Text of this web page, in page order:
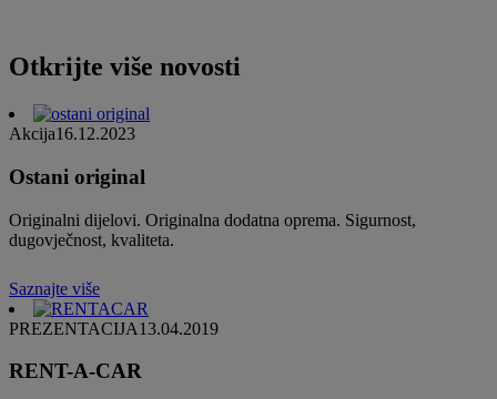
Otkrijte više novosti
Akcija16.12.2023
Ostani original
Originalni dijelovi. Originalna dodatna oprema. Sigurnost,
dugovječnost, kvaliteta.
Saznajte više
PREZENTACIJA13.04.2019
RENT-A-CAR